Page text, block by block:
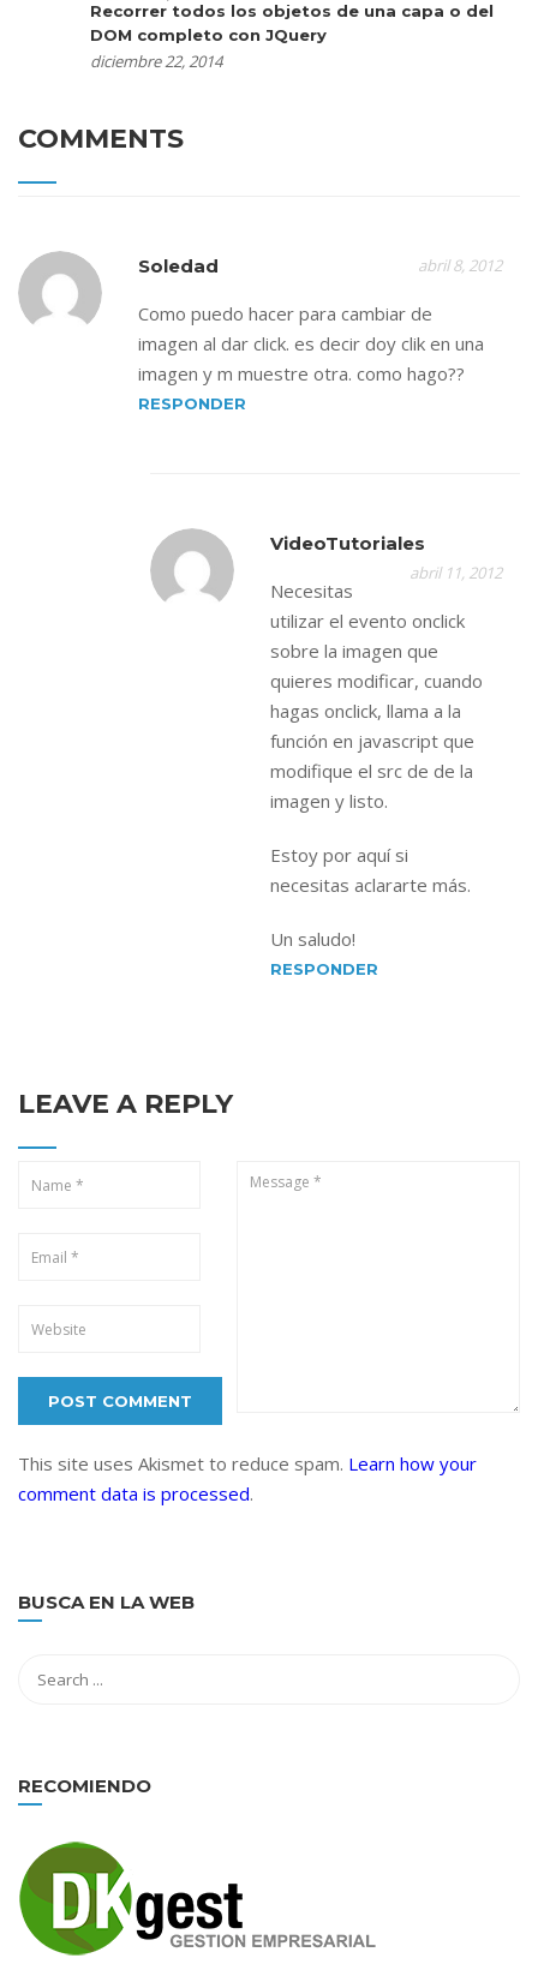
Recorrer todos los objetos de una capa o del
DOM completo con JQuery
diciembre 22, 2014
COMMENTS
Soledad abril 8, 2012
Como puedo hacer para cambiar de
imagen al dar click. es decir doy clik en una
imagen y m muestre otra. como hago??
RESPONDER
VideoTutoriales
abril 11, 2012
Necesitas
utilizar el evento onclick
sobre la imagen que
quieres modificar, cuando
hagas onclick, llama a la
función en javascript que
modifique el src de de la
imagen y listo.
Estoy por aquí si
necesitas aclararte más.
Un saludo!
RESPONDER
LEAVE A REPLY
This site uses Akismet to reduce spam. Learn how your
comment data is processed.
BUSCA EN LA WEB
RECOMIENDO